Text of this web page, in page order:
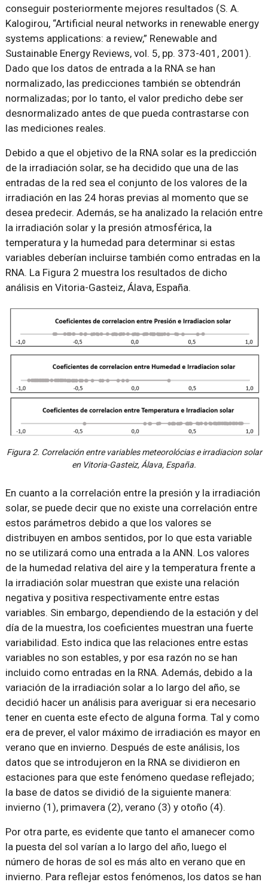
conseguir posteriormente mejores resultados (S. A.
Kalogirou, “Artificial neural networks in renewable energy
systems applications: a review,” Renewable and
Sustainable Energy Reviews, vol. 5, pp. 373-401, 2001).
Dado que los datos de entrada a la RNA se han
normalizado, las predicciones también se obtendrán
normalizadas; por lo tanto, el valor predicho debe ser
desnormalizado antes de que pueda contrastarse con
las mediciones reales.
Debido a que el objetivo de la RNA solar es la predicción
de la irradiación solar, se ha decidido que una de las
entradas de la red sea el conjunto de los valores de la
irradiación en las 24 horas previas al momento que se
desea predecir. Además, se ha analizado la relación entre
la irradiación solar y la presión atmosférica, la
temperatura y la humedad para determinar si estas
variables deberían incluirse también como entradas en la
RNA. La Figura 2 muestra los resultados de dicho
análisis en Vitoria-Gasteiz, Álava, España.
Figura 2. Correlación entre variables meteorolócias e irradiacion solar
en Vitoria-Gasteiz, Álava, España.
En cuanto a la correlación entre la presión y la irradiación
solar, se puede decir que no existe una correlación entre
estos parámetros debido a que los valores se
distribuyen en ambos sentidos, por lo que esta variable
no se utilizará como una entrada a la ANN. Los valores
de la humedad relativa del aire y la temperatura frente a
la irradiación solar muestran que existe una relación
negativa y positiva respectivamente entre estas
variables. Sin embargo, dependiendo de la estación y del
día de la muestra, los coeficientes muestran una fuerte
variabilidad. Esto indica que las relaciones entre estas
variables no son estables, y por esa razón no se han
incluido como entradas en la RNA. Además, debido a la
variación de la irradiación solar a lo largo del año, se
decidió hacer un análisis para averiguar si era necesario
tener en cuenta este efecto de alguna forma. Tal y como
era de prever, el valor máximo de irradiación es mayor en
verano que en invierno. Después de este análisis, los
datos que se introdujeron en la RNA se dividieron en
estaciones para que este fenómeno quedase reflejado;
la base de datos se dividió de la siguiente manera:
invierno (1), primavera (2), verano (3) y otoño (4).
Por otra parte, es evidente que tanto el amanecer como
la puesta del sol varían a lo largo del año, luego el
número de horas de sol es más alto en verano que en
invierno. Para reflejar estos fenómenos, los datos se han